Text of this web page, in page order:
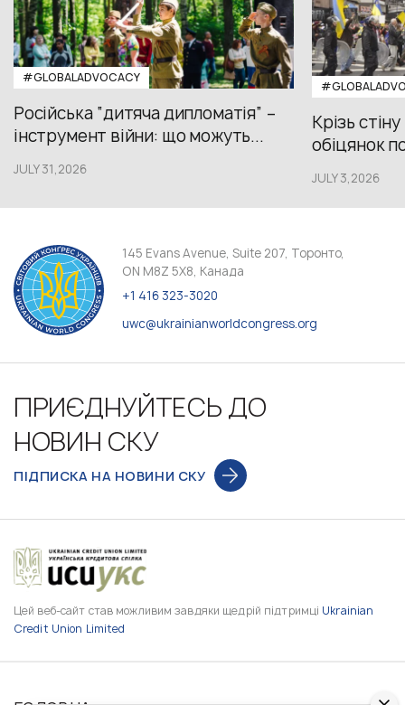
#GLOBALADVOCACY
Російська “дитяча дипломатія” –
інструмент війни: що можуть...
JULY 31,2026
Крізь
обіцянок
JULY 3,2026
145 Evans Avenue, Suite 207, Торонто,
ON M8Z 5X8, Канада
+1 416 323-3020
uwc@ukrainianworldcongress.org
ПРИЄДНУЙТЕСЬ ДО
НОВИН СКУ
ПІДПИСКА НА НОВИНИ СКУ
Цей веб-сайт став можливим завдяки щедрій підтримці Ukrainian
Credit Union Limited